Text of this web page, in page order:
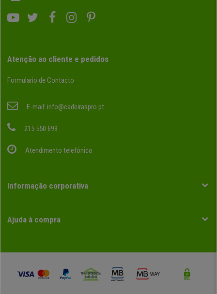
Atenção ao cliente e pedidos
Formulario de Contacto
E-mail: info@cadeiraspro.pt
215 550 693
Atendimento telefónico
Informação corporativa
Ajuda à compra